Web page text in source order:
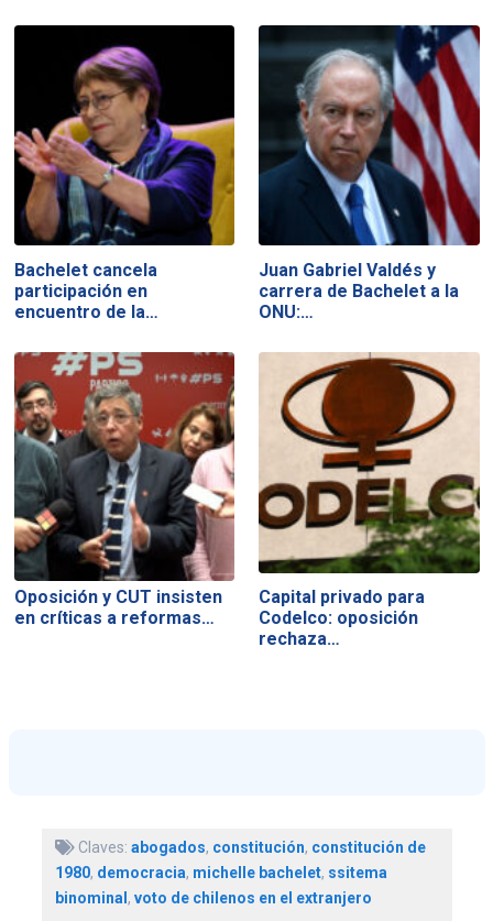
Bachelet cancela
participación en
encuentro de la…
Juan Gabriel Valdés y
carrera de Bachelet a la
ONU:…
Oposición y CUT insisten
en críticas a reformas…
Capital privado para
Codelco: oposición
rechaza…
Claves: abogados, constitución, constitución de
1980, democracia, michelle bachelet, ssitema
binominal, voto de chilenos en el extranjero